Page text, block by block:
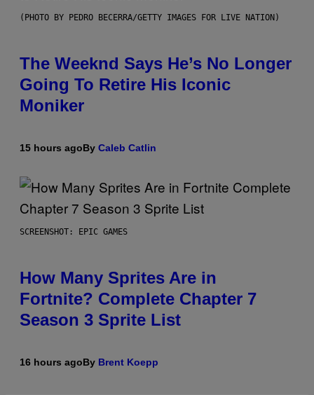
(PHOTO BY PEDRO BECERRA/GETTY IMAGES FOR LIVE NATION)
The Weeknd Says He’s No Longer
Going To Retire His Iconic
Moniker
15 hours agoBy Caleb Catlin
SCREENSHOT: EPIC GAMES
How Many Sprites Are in
Fortnite? Complete Chapter 7
Season 3 Sprite List
16 hours agoBy Brent Koepp